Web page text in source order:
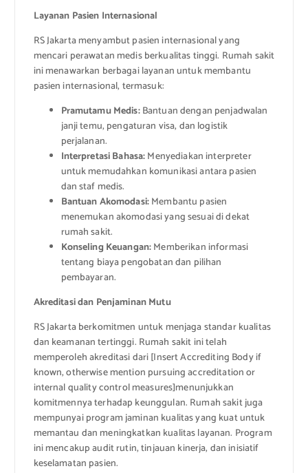
Layanan Pasien Internasional
RS Jakarta menyambut pasien internasional yang
mencari perawatan medis berkualitas tinggi. Rumah sakit
ini menawarkan berbagai layanan untuk membantu
pasien internasional, termasuk:
Pramutamu Medis:Bantuan dengan penjadwalan
janji temu, pengaturan visa, dan logistik
perjalanan.
Interpretasi Bahasa:Menyediakan interpreter
untuk memudahkan komunikasi antara pasien
dan staf medis.
Bantuan Akomodasi:Membantu pasien
menemukan akomodasi yang sesuai di dekat
rumah sakit.
Konseling Keuangan:Memberikan informasi
tentang biaya pengobatan dan pilihan
pembayaran.
Akreditasi dan Penjaminan Mutu
RS Jakarta berkomitmen untuk menjaga standar kualitas
dan keamanan tertinggi. Rumah sakit ini telah
memperoleh akreditasi dari [Insert Accrediting Body if
known, otherwise mention pursuing accreditation or
internal quality control measures]menunjukkan
komitmennya terhadap keunggulan. Rumah sakit juga
mempunyai program jaminan kualitas yang kuat untuk
memantau dan meningkatkan kualitas layanan. Program
ini mencakup audit rutin, tinjauan kinerja, dan inisiatif
keselamatan pasien.